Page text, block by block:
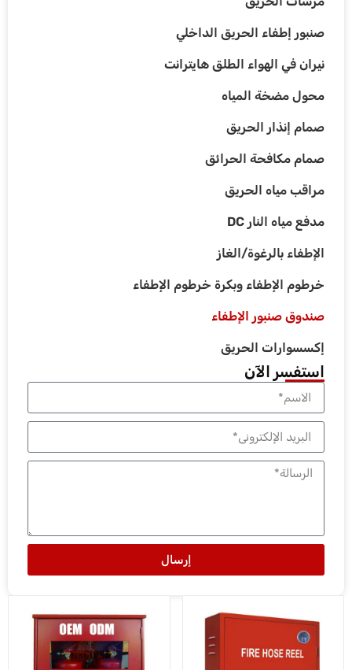
صنبور إطفاء الحريق الداخلي
نيران في الهواء الطلق هايترانت
محول مضخة المياه
صمام إنذار الحريق
صمام مكافحة الحرائق
مراقب مياه الحريق
مدفع مياه النار DC
الإطفاء بالرغوة/الغاز
خرطوم الإطفاء وبكرة خرطوم الإطفاء
صندوق صنبور الإطفاء
إكسسوارات الحريق
استفسر الآن
إرسال